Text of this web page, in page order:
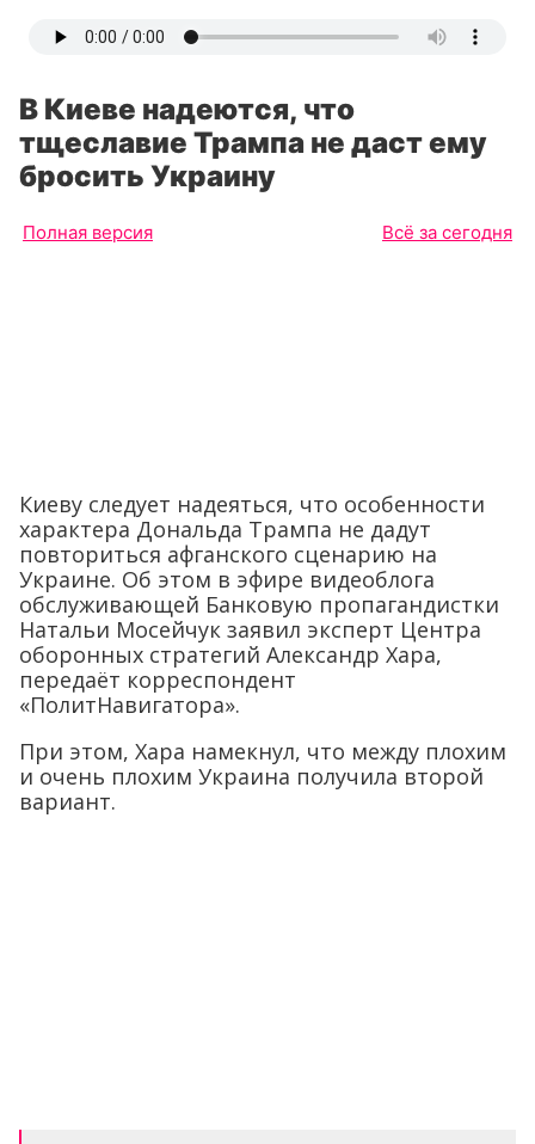
В Киеве надеются, что
тщеславие Трампа не даст ему
бросить Украину
Полная версия Всё за сегодня
Киеву следует надеяться, что особенности
характера Дональда Трампа не дадут
повториться афганского сценарию на
Украине. Об этом в эфире видеоблога
обслуживающей Банковую пропагандистки
Натальи Мосейчук заявил эксперт Центра
оборонных стратегий Александр Хара,
передаёт корреспондент
«ПолитНавигатора».
При этом, Хара намекнул, что между плохим
и очень плохим Украина получила второй
вариант.